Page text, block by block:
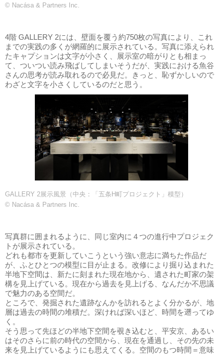
© Nacása & Partners Inc.
4階 GALLERY 2には、壁面を覆う約750枚の写真により、これ
までの実践の多くが網羅的に展示されている。写真に添えられ
たキャプションは文字が小さく、展示室の暗がりとも相まっ
て、ついつい読み飛ばしてしまいそうだが、実践における魚谷
さんの思考が読み取れるので必見だ。きっと、恥ずかしいので
わざと文字を小さくしているのだと思う。
GALLERY 2展示風景（中央：「五条H町プロジェクト」模型）
© Nacása & Partners Inc.
写真群に囲まれるように、同じ室内に４つの進行中プロジェク
トが展示されている。
どれも都市を更新していこうという強い意志に満ちた作品だ
が、ふとひとつの模型に目が止まる。改修により掘り込まれた
半地下空間は、新たに刻まれた現在地から、遺された町家の架
構を見上げている。現在から過去を見上げる、なんだか不思議
で魅力のある空間だ。
ところで、発掘された遺跡なんかを訪れるとよく分かるが、地
層は過去の時間の堆積だ。深ければ深いほど、時間を遡ってゆ
く。
そう思って先ほどの半地下空間を覗き込むと、平安京、あるい
はそのさらに前の時代の空間から、現在を通過し、その先の未
来を見上げているようにも思えてくる。空間のもつ時間＝意味